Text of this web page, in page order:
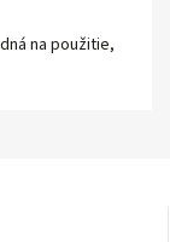
na použitie,